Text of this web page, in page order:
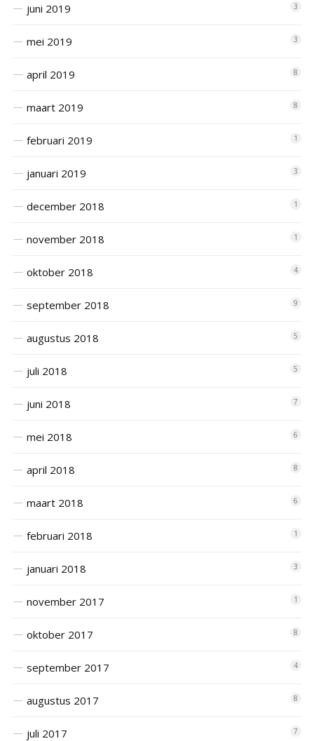
juni 2019 3
mei 2019 3
april 2019 8
maart 2019 8
februari 2019 1
januari 2019 3
december 2018 1
november 2018 1
oktober 2018 4
september 2018 9
augustus 2018 5
juli 2018 5
juni 2018 7
mei 2018 6
april 2018 8
maart 2018 6
februari 2018 1
januari 2018 3
november 2017 1
oktober 2017 8
september 2017 4
augustus 2017 8
juli 2017 7